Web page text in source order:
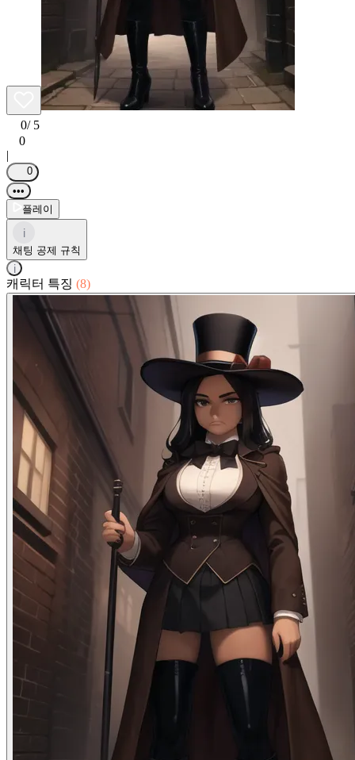
0/ 5
0
|
0
•••
플레이
i
채팅 공제 규칙
i
캐릭터 특징 (8)